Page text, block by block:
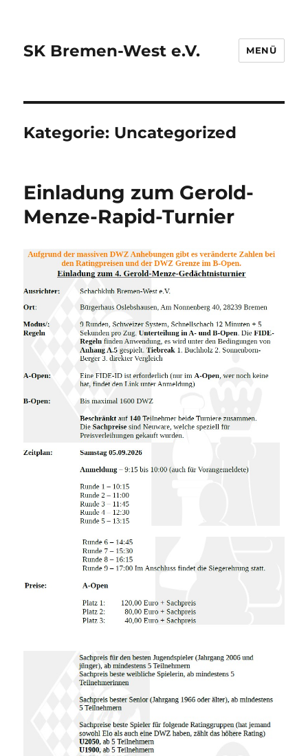
SK Bremen-West e.V. MENÜ
Kategorie: Uncategorized
Einladung zum Gerold-
Menze-Rapid-Turnier